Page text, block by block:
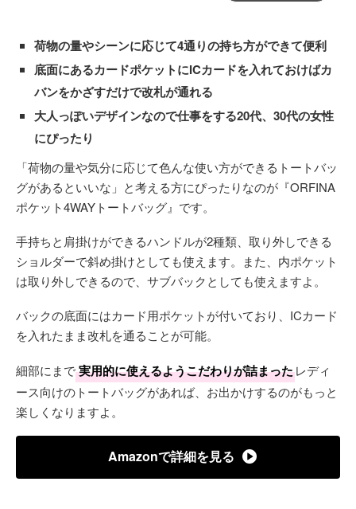
荷物の量やシーンに応じて4通りの持ち方ができて便利
底面にあるカードポケットにICカードを入れておけばカ
バンをかざすだけで改札が通れる
大人っぽいデザインなので仕事をする20代、30代の女性
にぴったり
「荷物の量や気分に応じて色んな使い方ができるトートバッ
グがあるといいな」と考える方にぴったりなのが『ORFINA
ポケット4WAYトートバッグ』です。
手持ちと肩掛けができるハンドルが2種類、取り外しできる
ショルダーで斜め掛けとしても使えます。また、内ポケット
は取り外しできるので、サブバックとしても使えますよ。
バックの底面にはカード用ポケットが付いており、ICカード
を入れたまま改札を通ることが可能。
細部にまで実用的に使えるようこだわりが詰まったレディ
ース向けのトートバッグがあれば、お出かけするのがもっと
楽しくなりますよ。
Amazonで詳細を見る